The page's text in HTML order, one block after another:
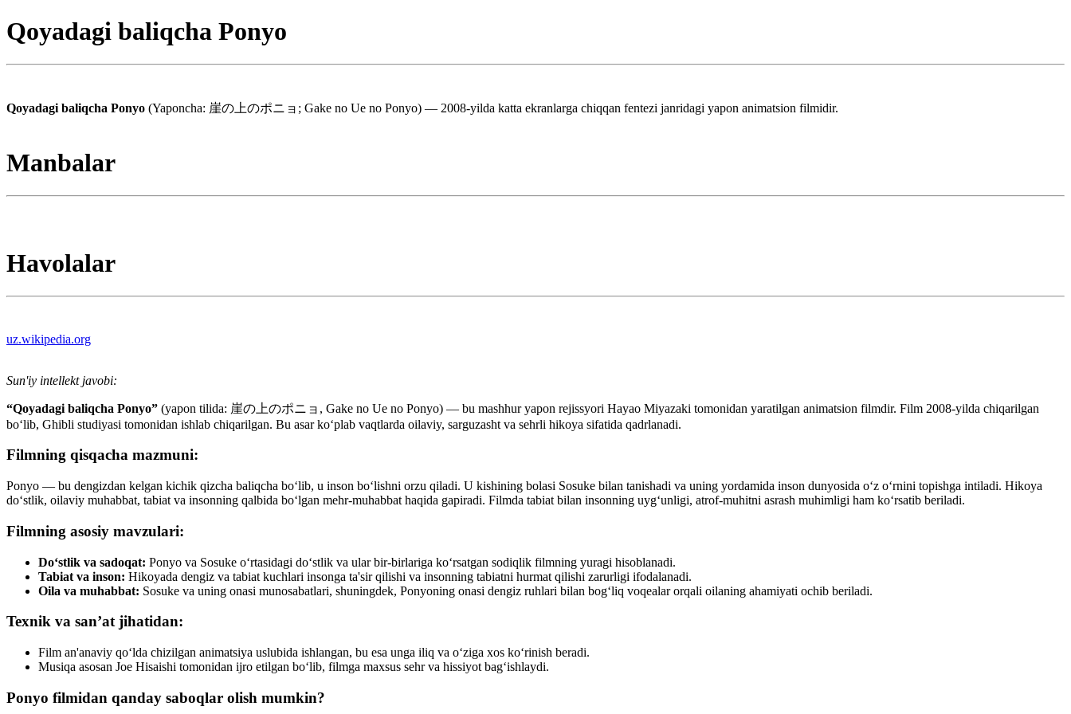
Qoyadagi baliqcha Ponyo
Qoyadagi baliqcha Ponyo (Yaponcha: 崖の上のポニョ; Gake no Ue no Ponyo) — 2008-yilda katta ekranlarga chiqqan fentezi janridagi yapon animatsion filmidir.
Manbalar
Havolalar
uz.wikipedia.org
Sun'iy intellekt javobi:
“Qoyadagi baliqcha Ponyo” (yapon tilida: 崖の上のポニョ, Gake no Ue no Ponyo) — bu mashhur yapon rejissyori Hayao Miyazaki tomonidan yaratilgan animatsion filmdir. Film 2008-yilda chiqarilgan
bo‘lib, Ghibli studiyasi tomonidan ishlab chiqarilgan. Bu asar ko‘plab vaqtlarda oilaviy, sarguzasht va sehrli hikoya sifatida qadrlanadi.
Filmning qisqacha mazmuni:
Ponyo — bu dengizdan kelgan kichik qizcha baliqcha bo‘lib, u inson bo‘lishni orzu qiladi. U kishining bolasi Sosuke bilan tanishadi va uning yordamida inson dunyosida o‘z o‘rnini topishga intiladi. Hikoya
do‘stlik, oilaviy muhabbat, tabiat va insonning qalbida bo‘lgan mehr-muhabbat haqida gapiradi. Filmda tabiat bilan insonning uyg‘unligi, atrof-muhitni asrash muhimligi ham ko‘rsatib beriladi.
Filmning asosiy mavzulari:
Do‘stlik va sadoqat: Ponyo va Sosuke o‘rtasidagi do‘stlik va ular bir-birlariga ko‘rsatgan sodiqlik filmning yuragi hisoblanadi.
Tabiat va inson: Hikoyada dengiz va tabiat kuchlari insonga ta'sir qilishi va insonning tabiatni hurmat qilishi zarurligi ifodalanadi.
Oila va muhabbat: Sosuke va uning onasi munosabatlari, shuningdek, Ponyoning onasi dengiz ruhlari bilan bog‘liq voqealar orqali oilaning ahamiyati ochib beriladi.
Texnik va san’at jihatidan:
Film an'anaviy qo‘lda chizilgan animatsiya uslubida ishlangan, bu esa unga iliq va o‘ziga xos ko‘rinish beradi.
Musiqa asosan Joe Hisaishi tomonidan ijro etilgan bo‘lib, filmga maxsus sehr va hissiyot bag‘ishlaydi.
Ponyo filmidan qanday saboqlar olish mumkin?